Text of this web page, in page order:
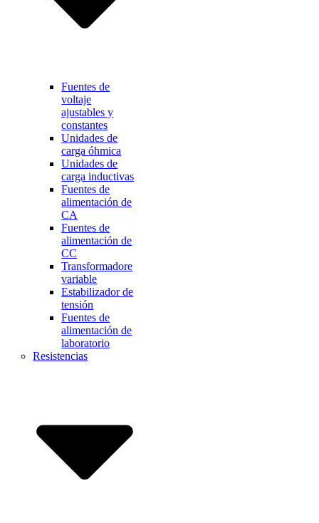
Fuentes de
voltaje
ajustables y
constantes
Unidades de
carga óhmica
Unidades de
carga inductivas
Fuentes de
alimentación de
CA
Fuentes de
alimentación de
CC
Transformadore
variable
Estabilizador de
tensión
Fuentes de
alimentación de
laboratorio
Resistencias